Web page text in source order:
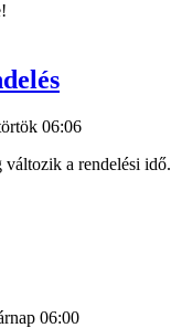
06:06
a rendelési idő.
06:00